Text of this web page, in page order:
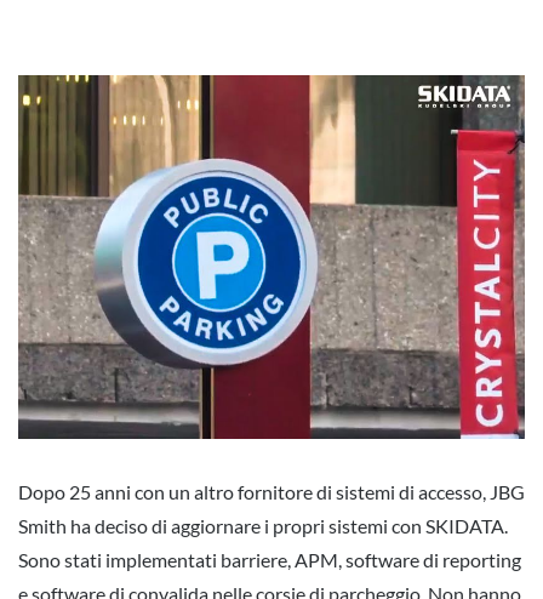
Dopo 25 anni con un altro fornitore di sistemi di accesso, JBG
Smith ha deciso di aggiornare i propri sistemi con SKIDATA.
Sono stati implementati barriere, APM, software di reporting
e software di convalida nelle corsie di parcheggio. Non hanno